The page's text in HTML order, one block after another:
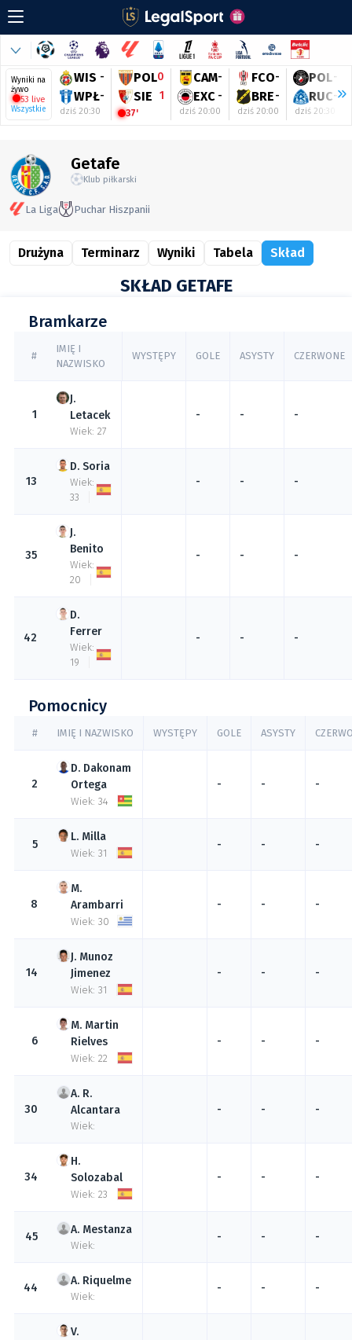
Wyniki na
żywo
53 live
Wszystkie
WIS -
WPŁ-
dziś 20:30
POL0
SIE 1
37'
CAM-
EXC -
dziś 20:00
FCO-
BRE-
dziś 20:00
POL-
RUC-
dziś 20:30
Getafe
Klub piłkarski
La Liga Puchar Hiszpanii
Drużyna Terminarz Wyniki Tabela Skład
SKŁAD GETAFE
Bramkarze
#
IMIĘ I
NAZWISKO
WYSTĘPY GOLE ASYSTY CZERWONE
1 Letacek
Wiek: 27
- - -
13
Soria
Wiek:
33
- - -
35 Benito
Wiek:
20
- - -
42 Ferrer
Wiek:
19
- - -
Pomocnicy
# IMIĘ I NAZWISKO WYSTĘPY GOLE ASYSTY
2
Dakonam
Ortega
Wiek: 34
- - -
5
Milla
Wiek: 31
- - -
8 Arambarri
Wiek: 30
- - -
14
Munoz
Jimenez
Wiek: 31
- - -
6
Martin
Rielves
Wiek: 22
- - -
30
R.
Alcantara
Wiek:
- - -
34 Solozabal
Wiek: 23
- - -
45
Mestanza
Wiek:
- - -
44
Riquelme
Wiek:
- - -